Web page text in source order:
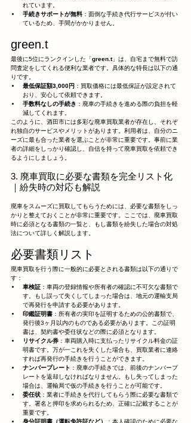
れています。
手続きサポートが無料 ：面倒な手続き代行サービスが付い
ているため、手間がかかりません。
green.t
最後に5位にランクインした「green.t」は、自宅まで無料で訪
問査定をしてくれる便利な業者です。具体的な特長は以下の通
りです。
最低保証額3,000円 ：買取価格には最低保証が設定されて
おり、安心して依頼できます。
手数料なしの手続き ：廃車の手続きを進める際の負担を軽
減してくれます。
このように、酒田市には多彩な廃車買取業者が存在し、それぞ
れ独自のサービスやメリットがあります。利用者は、自分のニ
ーズに最も合った業者を選ぶことが非常に重要です。事前に業
者の詳細をしっかり確認し、自信を持って廃車買取を依頼でき
るようにしましょう。
3. 廃車買取に必要な書類を完全リスト化
｜紛失時の対応も解説
廃車をスムーズに買取してもらうためには、必要な書類をしっ
かりと整えておくことが非常に重要です。ここでは、廃車買取
時に必須となる書類の一覧と、もし書類を紛失した場合の対処
法について詳しく解説します。
必要書類リスト
廃車買取を行う際に一般的に必要とされる書類は以下の通りで
す：
車検証 ：車両の登録情報や所有者の確認に不可欠な書類で
す。もし誤って失くしてしまった場合は、地元の運輸支局
で再発行を申請する必要があります。
印鑑証明書 ：所有者の実印を証明するための公的書類で、
発行後3ヶ月以内のものである必要があります。この証明
書は、契約書や委任状などの際に必須となります。
リサイクル券 ：車両購入時に支払ったリサイクル料金の証
明書です。万が一これを失くした場合も、買取業者に連絡
すれば再発行の手続きを行うことができます。
ナンバープレート ：廃車の手続きでは、前後のナンバープ
レートを返却しなければなりません。もし失ってしまった
場合は、運輸局で仮の手続きを行うことが可能です。
委任状 ：業者に手続きを代行してもらう際に必要な書類で
す。署名と押印を求められるため、正確に記載することが
重要です。
身分証明書（運転免許証など）
：本人確認のために必要な